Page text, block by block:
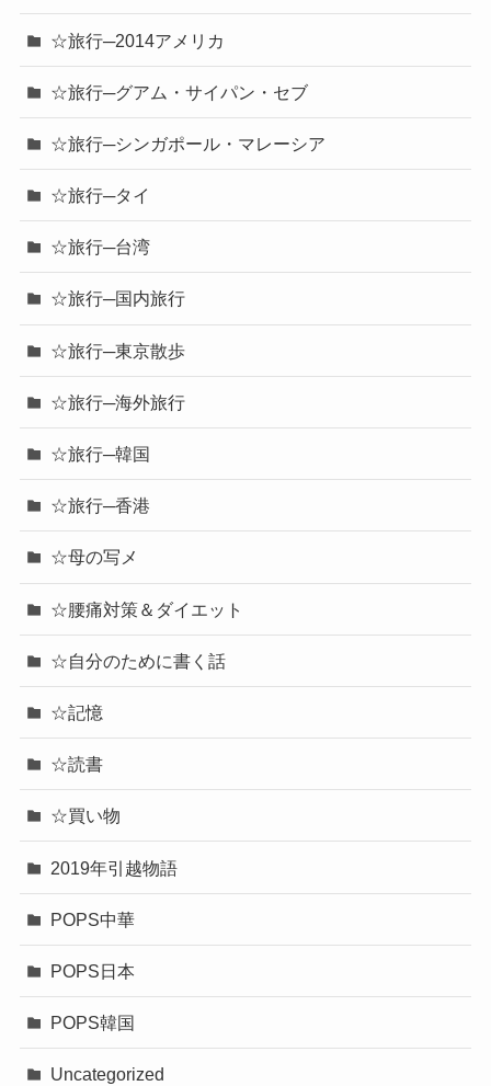
☆旅行─2014アメリカ
☆旅行─グアム・サイパン・セブ
☆旅行─シンガポール・マレーシア
☆旅行─タイ
☆旅行─台湾
☆旅行─国内旅行
☆旅行─東京散歩
☆旅行─海外旅行
☆旅行─韓国
☆旅行─香港
☆母の写メ
☆腰痛対策＆ダイエット
☆自分のために書く話
☆記憶
☆読書
☆買い物
2019年引越物語
POPS中華
POPS日本
POPS韓国
Uncategorized